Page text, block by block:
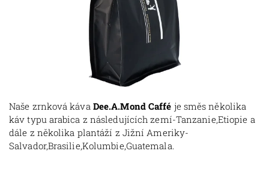
Naše zrnková káva Dee.A.Mond Caffé je směs několika
káv typu arabica z následujících zemí-Tanzanie,Etiopie a
dále z několika plantáží z Jižní Ameriky-
Salvador,Brasilie,Kolumbie,Guatemala.